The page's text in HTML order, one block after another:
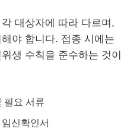
대상자에 따라 다르며,
야 합니다. 접종 시에는
생 수칙을 준수하는 것이
필요 서류
신확인서